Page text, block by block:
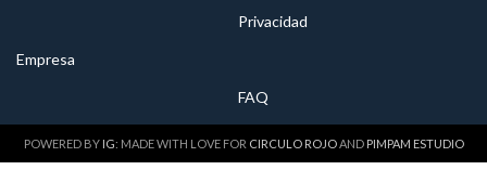
Privacidad
Empresa
FAQ
POWERED BY IG: MADE WITH LOVE FOR CIRCULO ROJOAND PIMPAM ESTUDIO